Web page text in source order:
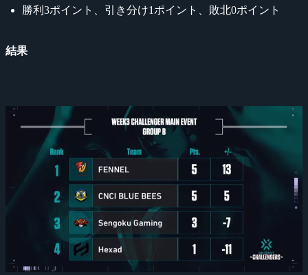
勝利3ポイント、引き分け1ポイント、敗北0ポイント
結果